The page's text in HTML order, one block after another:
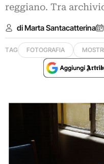
reggiano. Tra
di Marta Santacatterina
TAG FOTOGRAFIA